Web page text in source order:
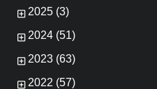
2025 (3)
2024 (51)
2023 (63)
2022 (57)